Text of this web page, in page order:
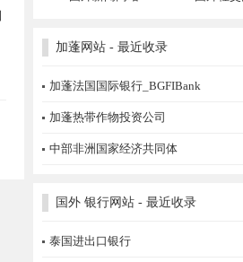
加蓬网站 - 最近收录
加蓬法国国际银行_BGFIBank
加蓬热带作物投资公司
中部非洲国家经济共同体
国外 银行网站 - 最近收录
泰国进出口银行